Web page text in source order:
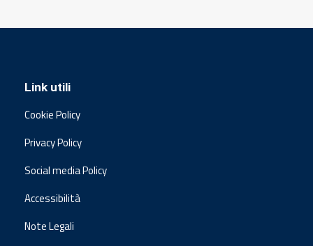
Link utili
Cookie Policy
Privacy Policy
Social media Policy
Accessibilità
Note Legali